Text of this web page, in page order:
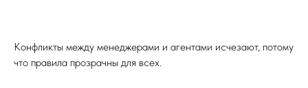
Конфликты между менеджерами и агентами исчезают, потому
что правила прозрачны для всех.